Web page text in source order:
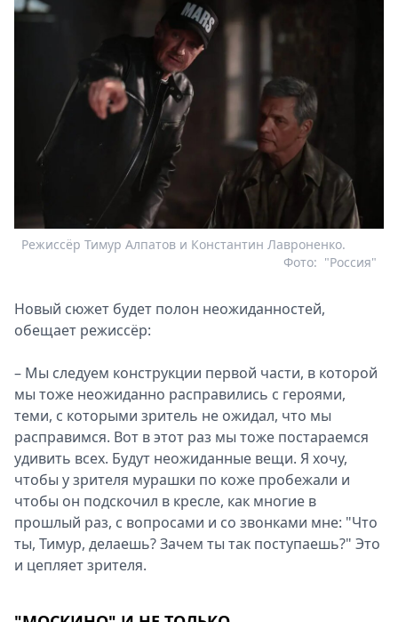
Режиссёр Тимур Алпатов и Константин Лавроненко.
"Россия"
Фото:
Новый сюжет будет полон неожиданностей,
обещает режиссёр:
– Мы следуем конструкции первой части, в которой
мы тоже неожиданно расправились с героями,
теми, с которыми зритель не ожидал, что мы
расправимся. Вот в этот раз мы тоже постараемся
удивить всех. Будут неожиданные вещи. Я хочу,
чтобы у зрителя мурашки по коже пробежали и
чтобы он подскочил в кресле, как многие в
прошлый раз, с вопросами и со звонками мне: "Что
ты, Тимур, делаешь? Зачем ты так поступаешь?" Это
и цепляет зрителя.